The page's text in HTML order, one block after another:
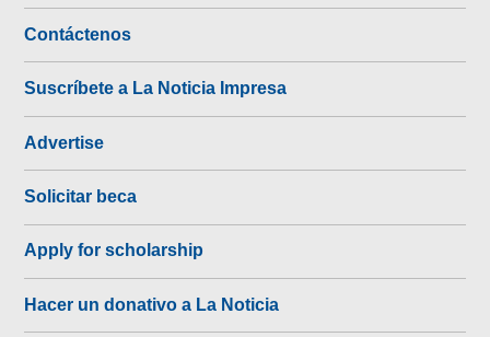
Contáctenos
Suscríbete a La Noticia Impresa
Advertise
Solicitar beca
Apply for scholarship
Hacer un donativo a La Noticia